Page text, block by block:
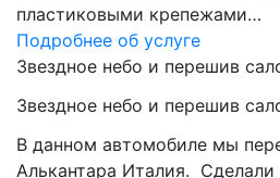
пластиковыми крепежами…
Подробнее об услуге
Звездное небо и перешив
Звездное небо и перешив
В данном автомобиле мы
Алькантара Италия.